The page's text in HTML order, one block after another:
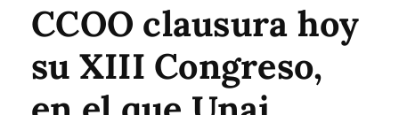
CCOO clausura hoy
su XIII Congreso,